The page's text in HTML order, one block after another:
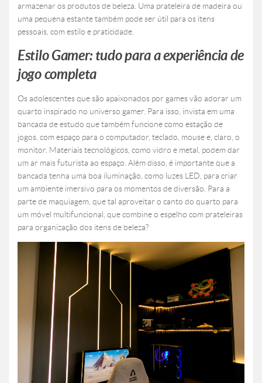
armazenar os produtos de beleza. Uma prateleira de madeira ou
uma pequena estante também pode ser útil para os itens
pessoais, com estilo e praticidade.
Estilo Gamer: tudo para a experiência de
jogo completa
Os adolescentes que são apaixonados por games vão adorar um
quarto inspirado no universo gamer. Para isso, invista em uma
bancada de estudo que também funcione como estação de
jogos, com espaço para o computador, teclado, mouse e, claro, o
monitor. Materiais tecnológicos, como vidro e metal, podem dar
um ar mais futurista ao espaço. Além disso, é importante que a
bancada tenha uma boa iluminação, como luzes LED, para criar
um ambiente imersivo para os momentos de diversão. Para a
parte de maquiagem, que tal aproveitar o canto do quarto para
um móvel multifuncional, que combine o espelho com prateleiras
para organização dos itens de beleza?